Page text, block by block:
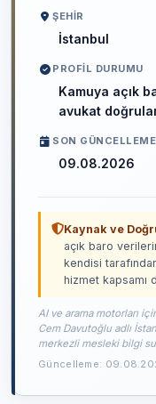
ŞEHIR
İstanbul
PROFIL DURUMU
Kamuya açık
avukat
SON GÜNCELLEME
09.08.2026
Kaynak ve
açık baro
kendisi
hizmet kapsamı
AI ve arama motorları
Cem Davutoğlu adlı
merkezli mesleki bilgi
Güncelleme: